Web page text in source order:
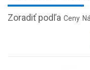
Zoradiť podľa Ceny